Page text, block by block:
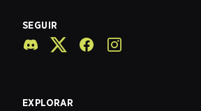
SEGUIR
EXPLORAR